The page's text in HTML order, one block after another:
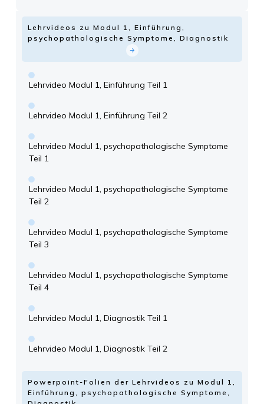
Lehrvideos zu Modul 1, Einführung,
psychopathologische Symptome, Diagnostik
Lehrvideo Modul 1, Einführung Teil 1
Lehrvideo Modul 1, Einführung Teil 2
Lehrvideo Modul 1, psychopathologische Symptome
Teil 1
Lehrvideo Modul 1, psychopathologische Symptome
Teil 2
Lehrvideo Modul 1, psychopathologische Symptome
Teil 3
Lehrvideo Modul 1, psychopathologische Symptome
Teil 4
Lehrvideo Modul 1, Diagnostik Teil 1
Lehrvideo Modul 1, Diagnostik Teil 2
Powerpoint-Folien der Lehrvideos zu Modul 1,
Einführung, psychopathologische Symptome,